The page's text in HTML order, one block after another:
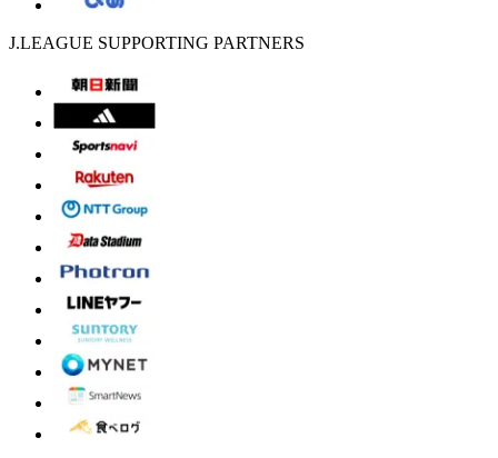
J.LEAGUE SUPPORTING PARTNERS